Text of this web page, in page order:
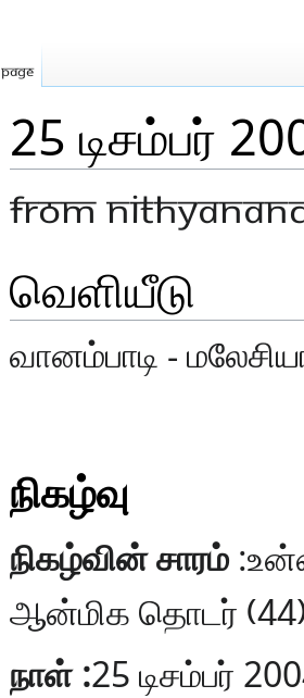
25 டிசம்பர்
From
to
navigation
to
search
வெளியீடு
வானம்பாடி -
நிகழ்வு
நிகழ்வின் சாரம்
ஆன்மிக தொடர்
நாள் :25 டிசம்பர்
Page